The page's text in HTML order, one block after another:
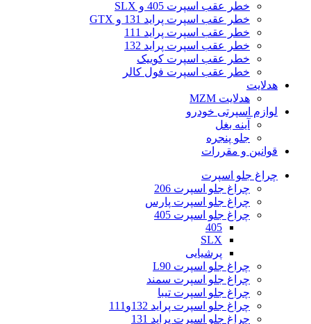
خطر عقب اسپرت 405 و SLX
خطر عقب اسپرت پراید 131 و GTX
خطر عقب اسپرت پراید 111
خطر عقب اسپرت پراید 132
خطر عقب اسپرت کوییک
خطر عقب اسپرت فول کالر
هدلایت
هدلایت MZM
لوازم اسپرتی خودرو
آینه بغل
جلو پنجره
قوانین و مقررات
چراغ جلو اسپرت
چراغ جلو اسپرت 206
چراغ جلو اسپرت پارس
چراغ جلو اسپرت 405
405
SLX
پرشیایی
چراغ جلو اسپرت L90
چراغ جلو اسپرت سمند
چراغ جلو اسپرت تیبا
چراغ جلو اسپرت پراید 132و111
چراغ جلو اسپرت پراید 131